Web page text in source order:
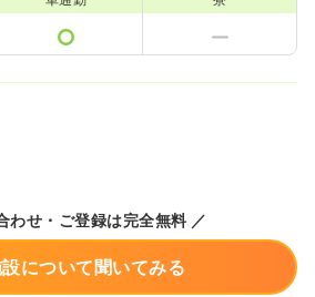
わせ・ご登録は完全無料 ／
について聞いてみる